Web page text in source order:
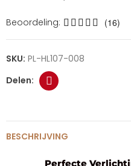
Beoordeling: (16)
SKU: PL-HL107-008
BESCHRIJVING
Perfecte